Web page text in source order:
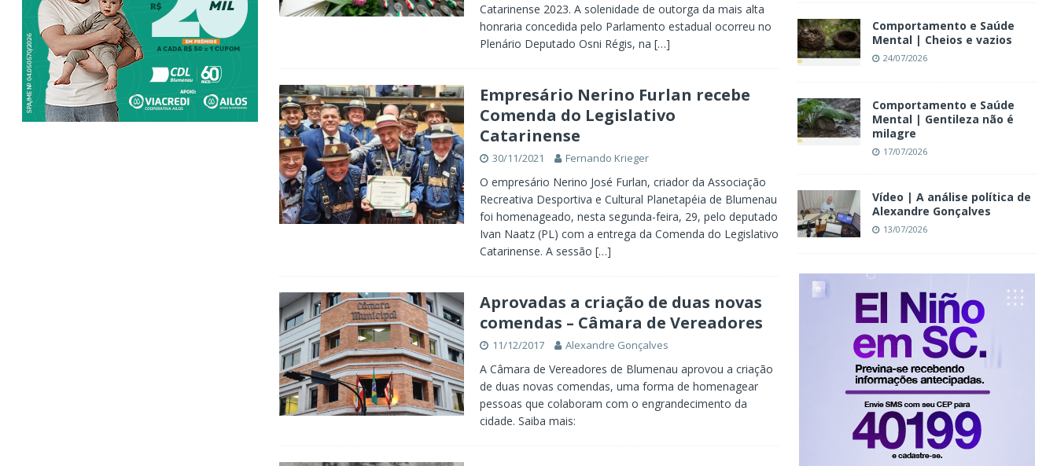
Catarinense 2023. A solenidade de outorga da mais alta
honraria concedida pelo Parlamento estadual ocorreu no
Plenário Deputado Osni Régis, na […]
Empresário Nerino Furlan recebe
Comenda do Legislativo
Catarinense
30/11/2021 Fernando Krieger
O empresário Nerino José Furlan, criador da Associação
Recreativa Desportiva e Cultural Planetapéia de Blumenau
foi homenageado, nesta segunda-feira, 29, pelo deputado
Ivan Naatz (PL) com a entrega da Comenda do Legislativo
Catarinense. A sessão […]
Aprovadas a criação de duas novas
comendas – Câmara de Vereadores
11/12/2017 Alexandre Gonçalves
A Câmara de Vereadores de Blumenau aprovou a criação
de duas novas comendas, uma forma de homenagear
pessoas que colaboram com o engrandecimento da
cidade. Saiba mais:
Comportamento e Saúde
Mental | Cheios e vazios
24/07/2026
Comportamento e Saúde
Mental | Gentileza não é
milagre
17/07/2026
Vídeo | A análise política de
Alexandre Gonçalves
13/07/2026